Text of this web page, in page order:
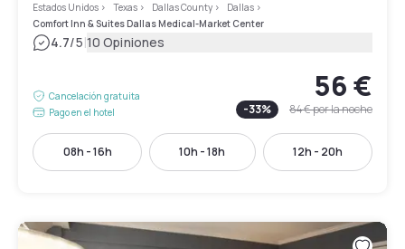
Estados Unidos > Texas > Dallas County > Dallas >
Comfort Inn & Suites Dallas Medical-Market Center
4.7/5|10 Opiniones
Cancelación gratuita
Pago en el hotel
56 €
-33% 84 €por la noche
08h - 16h 10h - 18h 12h - 20h